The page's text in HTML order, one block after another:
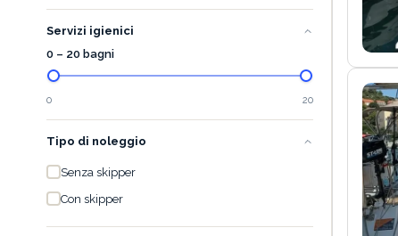
Servizi igienici
0 – 20 bagni
0 20
Tipo di noleggio
Senza skipper
Con skipper